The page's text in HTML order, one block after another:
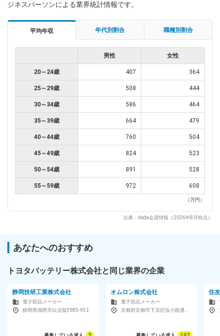
ジネスパーソンによる業界統計情報です。
平均年収 年代別割合 職種別割合
男性 女性
20～24歳 407 364
25～29歳 508 444
30～34歳 586 464
35～39歳 664 479
40～44歳 760 504
45～49歳 824 523
50～54歳 891 528
55～59歳 972 608
（万円）
出典：doda会員情報（2026年8月時点）
あなたへのおすすめ
トヨタバッテリー株式会社と同じ業界の企業
静岡技研工業株式会社
電子部品メーカー
静岡県湖西市白須賀3985-932
オムロン株式会社
電子部品メーカー
住